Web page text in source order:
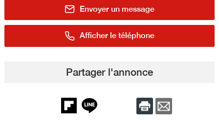
Envoyer un message
Afficher le téléphone
Partager l'annonce